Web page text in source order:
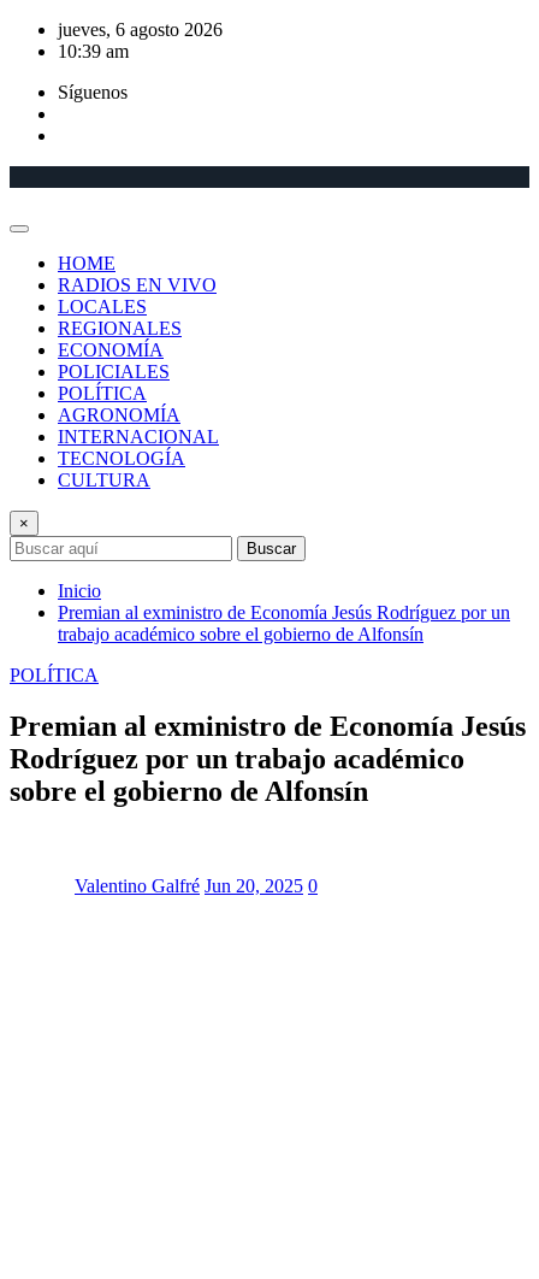
Saltar
jueves, 6 agosto 2026
10:39 am
Síguenos
HOME
RADIOS EN VIVO
LOCALES
REGIONALES
ECONOMÍA
POLICIALES
POLÍTICA
AGRONOMÍA
INTERNACIONAL
TECNOLOGÍA
CULTURA
×
Buscar
Inicio
Premian al exministro de Economía Jesús Rodríguez por un
trabajo académico sobre el gobierno de Alfonsín
POLÍTICA
Premian al exministro de Economía Jesús
Rodríguez por un trabajo académico
sobre el gobierno de Alfonsín
Valentino Galfré Jun 20, 2025 0